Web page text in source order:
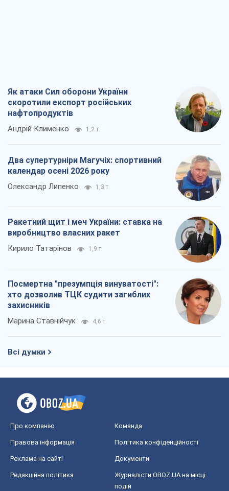
Як атаки Сил оборони України
скоротили експорт російських
нафтопродуктів
Андрій Клименко 1,2 т.
Два супертурніри Магучіх: спортивний
календар осені 2026 року
Олександр Липенко 1,3 т.
Ракетний щит і меч України: ставка на
виробництво власних ракет
Кирило Татарінов 1,9 т.
Посмертна "презумпція винуватості":
хто дозволив ТЦК судити загиблих
захисників
Марина Ставнійчук 4,6 т.
Всі думки
Про компанію Команда
Правова інформація Політика конфіденційності
Реклама на сайті Документи
Редакційна політика
Журналісти OBOZ.UA на місці
подій